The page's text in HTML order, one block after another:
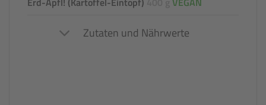
Zutaten und Nährwerte